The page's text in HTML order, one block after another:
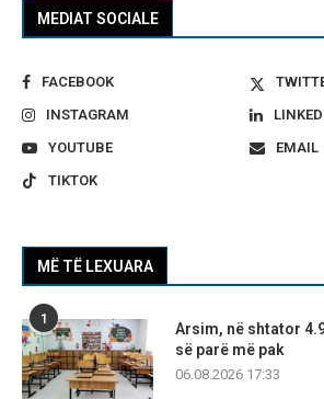
MEDIAT SOCIALE
FACEBOOK
INSTAGRAM
YOUTUBE
EMAIL
TIKTOK
MË TË LEXUARA
1
Arsim, në shtator
së parë më pak
06.08.2026 17:33